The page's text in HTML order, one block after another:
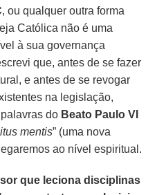
, ou qualquer outra forma
Católica não é uma
à sua governança
que, antes de se fazer
e antes de se revogar
na legislação,
do Beato Paulo VI
mentis” (uma nova
ao nível espiritual.
que leciona disciplinas